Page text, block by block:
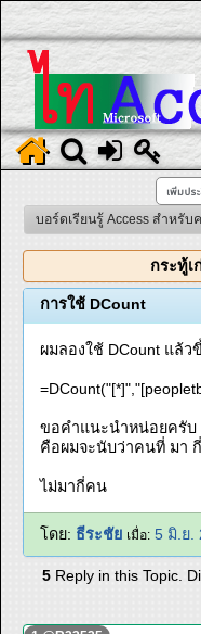
บอร์ดเรียนรู้ Access สำหรับ
กระทู้เ
การใช้ DCount
ผมลองใช้ DCount แล้ว
ขอคำแนะนำหน่อยครับ
คือผมจะนับว่าคนที่ มา
ไม่มากี่คน
โดย: ธีระชัย เมื่อ: 5 มิ.ย.
5Reply in this Topic.